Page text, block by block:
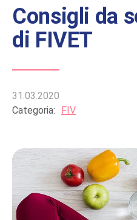
Consigli da
di FIVET
31.03.2020
Categoria:
FIV